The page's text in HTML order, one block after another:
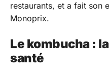
restaurants, et a fait son
Monoprix.
Le kombucha :
santé